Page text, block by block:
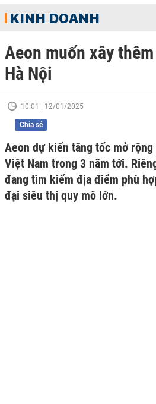
KINH DOANH
Aeon muốn xây
Hà Nội
10:01 | 12/01/2025
Chia sẻ
Aeon dự kiến tăng tốc mở
Việt Nam trong 3 năm tới.
đang tìm kiếm địa điểm phù
đại siêu thị quy mô lớn.